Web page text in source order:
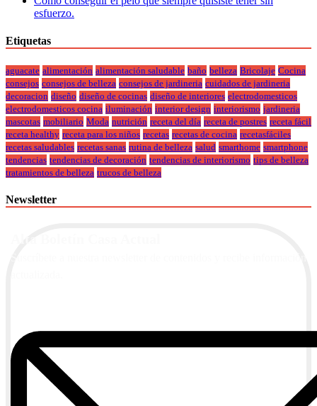
esfuerzo.
Etiquetas
aguacate alimentación alimentación saludable baño belleza Bricolaje Cocina
consejos consejos de belleza consejos de jardineria cuidados de jardineria
decoracion diseño diseño de cocinas diseño de interiores electrodomesticos
electrodomesticos cocina iluminación interior design interiorismo jardineria
mascotas mobiliario Moda nutrición receta del día receta de postres receta fácil
receta healthy receta para los niños recetas recetas de cocina recetasfáciles
recetas saludables recetas sanas rutina de belleza salud smarthome smartphone
tendencias tendencias de decoración tendencias de interiorismo tips de belleza
tratamientos de belleza trucos de belleza
Newsletter